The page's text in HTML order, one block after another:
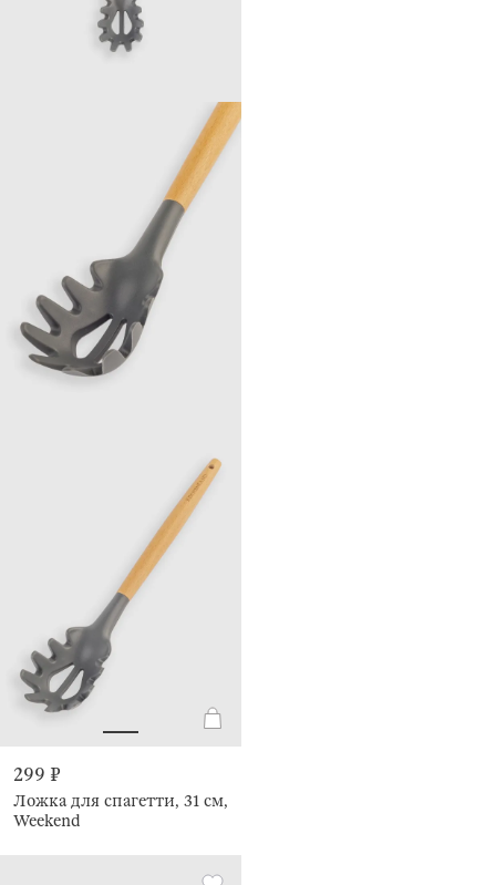
299 ₽
Ложка для спагетти, 31 см,
Weekend